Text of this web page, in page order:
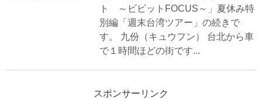
ト ～ビビットFOCUS～」夏休み特
別編「週末台湾ツアー」の続きで
す。 九份（キュウフン） 台北から車
で１時間ほどの街です...
スポンサーリンク